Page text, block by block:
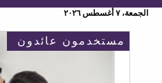
الجمعة، ٧ أغسطس ٢٠٢٦
مستخدمون عائدون